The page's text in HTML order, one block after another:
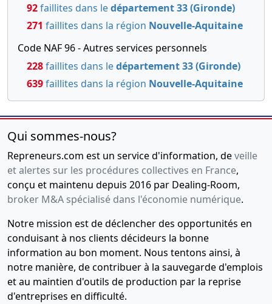
92faillites dans ledépartement 33 (Gironde)
271 faillites dans la région Nouvelle-Aquitaine
Code NAF 96 - Autres services personnels
228faillites dans ledépartement 33 (Gironde)
639faillites dans la région Nouvelle-Aquitaine
Qui sommes-nous?
Repreneurs.com est un service d'information, deveille
et alertes sur les procédures collectives en France,
conçu et maintenu depuis 2016 par Dealing-Room,
broker M&A spécialisé dans l'économie numérique.
Notre mission est de déclencher des opportunités en
conduisant à nos clients décideurs la bonne
information au bon moment. Nous tentons ainsi, à
notre manière, de contribuer à la sauvegarde d'emplois
et au maintien d'outils de production par la reprise
d'entreprises en difficulté.